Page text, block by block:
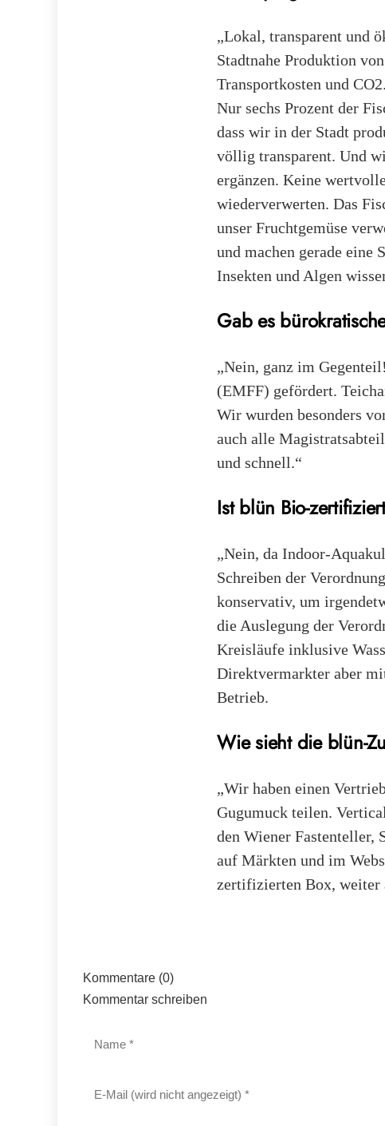
„Lokal, transparent und
Stadtnahe Produktion
Transportkosten und
Nur sechs Prozent der
dass wir in der Stadt
völlig transparent. Und
ergänzen. Keine
wiederverwerten. Das
unser Fruchtgemüse
und machen gerade
Insekten und Algen
Gab es
„Nein, ganz im
(EMFF) gefördert.
Wir wurden besonders
auch alle
und schnell.“
Ist blün Bio-
„Nein, da Indoor-
Schreiben der
konservativ, um
die Auslegung der
Kreisläufe inklusive
Direktvermarkter aber
Betrieb.
Wie sieht die blün-
„Wir haben einen
Gugumuck teilen.
den Wiener Fastenteller,
auf Märkten und im
zertifizierten Box, weiter
Kommentare (0)
Kommentar schreiben